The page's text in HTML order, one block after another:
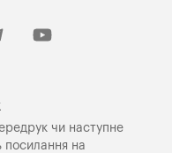
чи наступне
на